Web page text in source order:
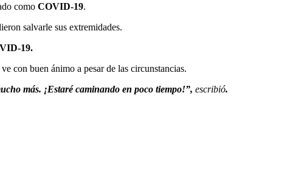
como COVID-19.
salvarle sus extremidades.
19.
con buen ánimo a pesar de las circunstancias.
más. ¡Estaré caminando en poco tiempo!”, escribió.